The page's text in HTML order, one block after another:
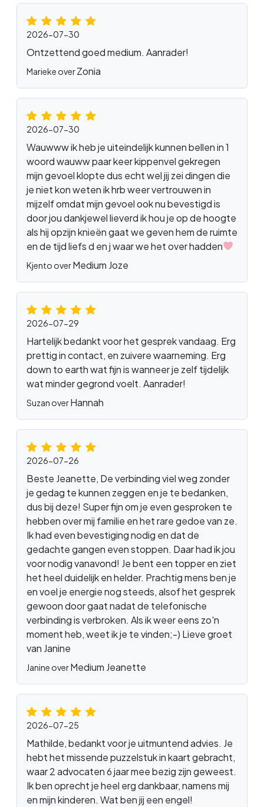
2026-07-30
Ontzettend goed medium. Aanrader!
Marieke overZonia
2026-07-30
Wauwww ik heb je uiteindelijk kunnen bellen in 1
woord wauww paar keer kippenvel gekregen
mijn gevoel klopte dus echt wel jij zei dingen die
je niet kon weten ik hrb weer vertrouwen in
mijzelf omdat mijn gevoel ook nu bevestigd is
door jou dankjewel lieverd ik hou je op de hoogte
als hij opzijn knieën gaat we geven hem de ruimte
en de tijd liefs d en j waar we het over hadden
Kjento overMedium Joze
2026-07-29
Hartelijk bedankt voor het gesprek vandaag. Erg
prettig in contact, en zuivere waarneming. Erg
down to earth wat fijn is wanneer je zelf tijdelijk
wat minder gegrond voelt. Aanrader!
Suzan overHannah
2026-07-26
Beste Jeanette, De verbinding viel weg zonder
je gedag te kunnen zeggen en je te bedanken,
dus bij deze! Super fijn om je even gesproken te
hebben over mij familie en het rare gedoe van ze.
Ik had even bevestiging nodig en dat de
gedachte gangen even stoppen. Daar had ik jou
voor nodig vanavond! Je bent een topper en ziet
het heel duidelijk en helder. Prachtig mens ben je
en voel je energie nog steeds, alsof het gesprek
gewoon door gaat nadat de telefonische
verbinding is verbroken. Als ik weer eens zo'n
moment heb, weet ik je te vinden;-) Lieve groet
van Janine
Janine overMedium Jeanette
2026-07-25
Mathilde, bedankt voor je uitmuntend advies. Je
hebt het missende puzzelstuk in kaart gebracht,
waar 2 advocaten 6 jaar mee bezig zijn geweest.
Ik ben oprecht je heel erg dankbaar, namens mij
en mijn kinderen. Wat ben jij een engel!